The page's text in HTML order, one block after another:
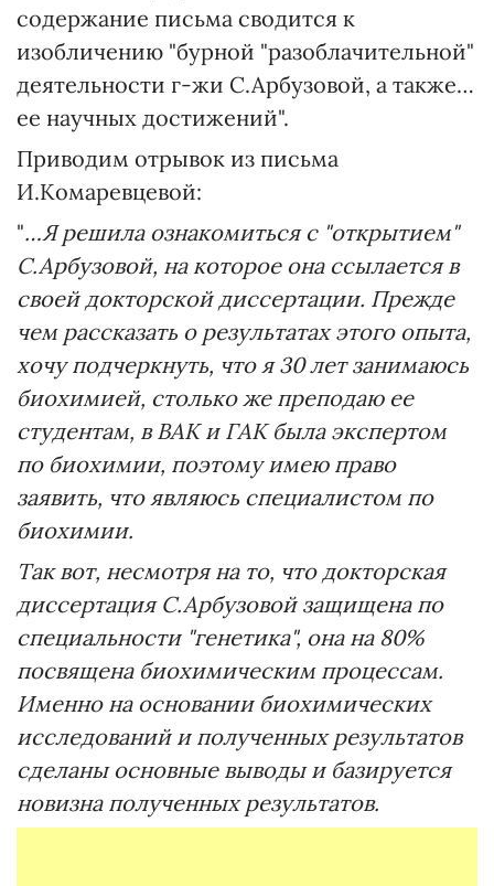
содержание письма сводится к
изобличению "бурной "разоблачительной"
деятельности г-жи С.Арбузовой, а также…
ее научных достижений".
Приводим отрывок из письма
И.Комаревцевой:
"…Я решила ознакомиться с "открытием"
С.Арбузовой, на которое она ссылается в
своей докторской диссертации. Прежде
чем рассказать о результатах этого опыта,
хочу подчеркнуть, что я 30 лет занимаюсь
биохимией, столько же преподаю ее
студентам, в ВАК и ГАК была экспертом
по биохимии, поэтому имею право
заявить, что являюсь специалистом по
биохимии.
Так вот, несмотря на то, что докторская
диссертация С.Арбузовой защищена по
специальности "генетика", она на 80%
посвящена биохимическим процессам.
Именно на основании биохимических
исследований и полученных результатов
сделаны основные выводы и базируется
новизна полученных результатов.